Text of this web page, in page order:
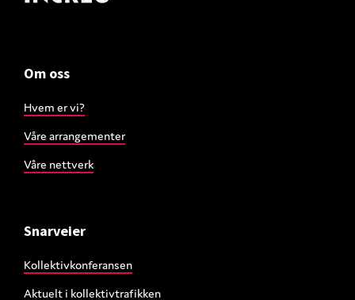
Om oss
Hvem er vi?
Våre arrangementer
Våre nettverk
Snarveier
Kollektivkonferansen
Aktuelt i kollektivtrafikken